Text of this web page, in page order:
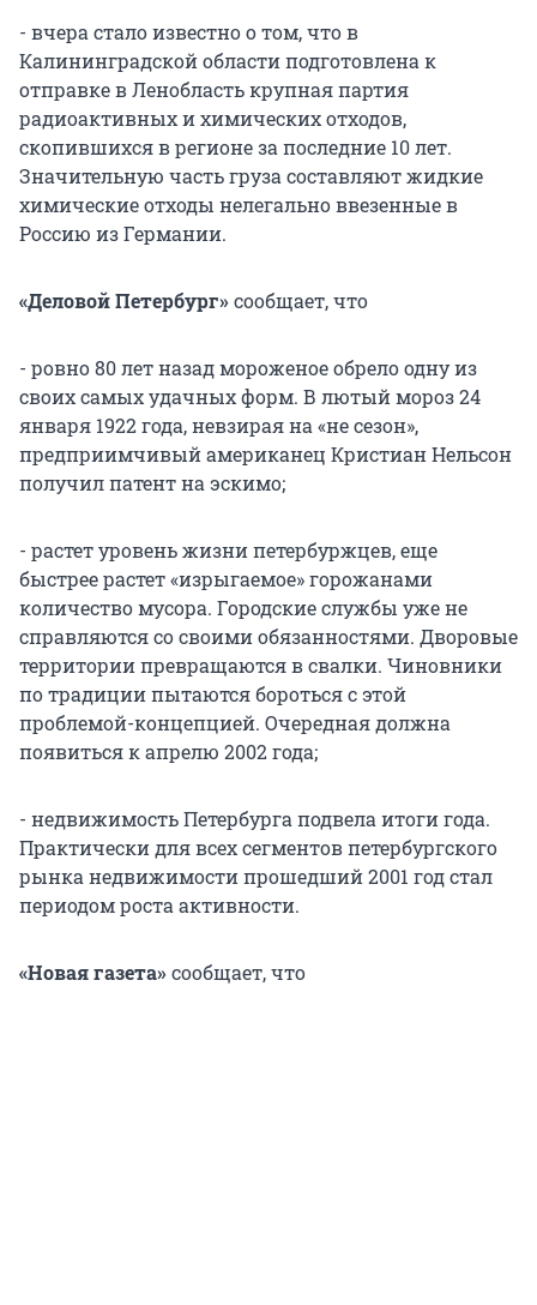
- вчера стало известно о том, что в
Калининградской области подготовлена к
отправке в Ленобласть крупная партия
радиоактивных и химических отходов,
скопившихся в регионе за последние 10 лет.
Значительную часть груза составляют жидкие
химические отходы нелегально ввезенные в
Россию из Германии.
«Деловой Петербург»сообщает, что
- ровно 80 лет назад мороженое обрело одну из
своих самых удачных форм. В лютый мороз 24
января 1922 года, невзирая на «не сезон»,
предприимчивый американец Кристиан Нельсон
получил патент на эскимо;
- растет уровень жизни петербуржцев, еще
быстрее растет «изрыгаемое» горожанами
количество мусора. Городские службы уже не
справляются со своими обязанностями. Дворовые
территории превращаются в свалки. Чиновники
по традиции пытаются бороться с этой
проблемой-концепцией. Очередная должна
появиться к апрелю 2002 года;
- недвижимость Петербурга подвела итоги года.
Практически для всех сегментов петербургского
рынка недвижимости прошедший 2001 год стал
периодом роста активности.
«Новая газета»сообщает, что